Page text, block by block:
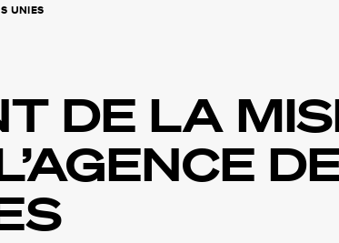
UNIES
DE LA